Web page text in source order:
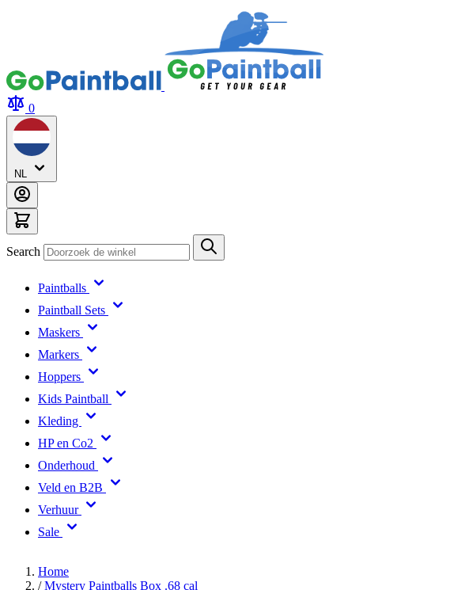
0
NL
Search
Paintballs
Paintball Sets
Maskers
Markers
Hoppers
Kids Paintball
Kleding
HP en Co2
Onderhoud
Veld en B2B
Verhuur
Sale
Home
/ Mystery Paintballs Box .68 cal